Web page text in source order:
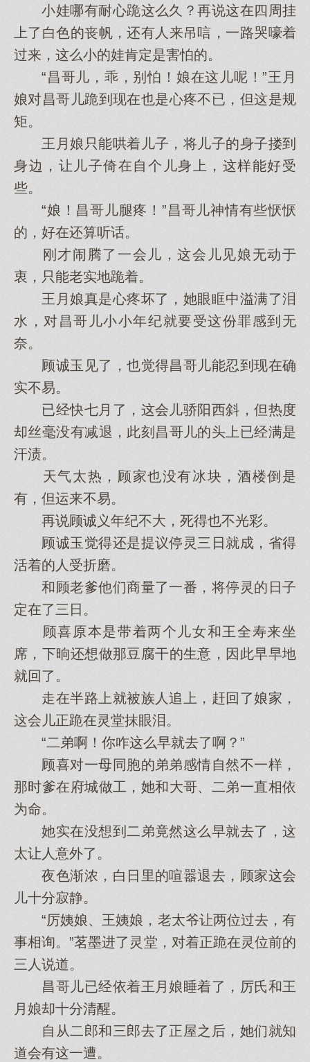
小娃哪有耐心跪这么久？再说这在四周挂
上了白色的丧帆，还有人来吊唁，一路哭嚎着
过来，这么小的娃肯定是害怕的。
“昌哥儿，乖，别怕！娘在这儿呢！”王月
娘对昌哥儿跪到现在也是心疼不已，但这是规
矩。
王月娘只能哄着儿子，将儿子的身子搂到
身边，让儿子倚在自个儿身上，这样能好受
些。
“娘！昌哥儿腿疼！”昌哥儿神情有些恹恹
的，好在还算听话。
刚才闹腾了一会儿，这会儿见娘无动于
衷，只能老实地跪着。
王月娘真是心疼坏了，她眼眶中溢满了泪
水，对昌哥儿小小年纪就要受这份罪感到无
奈。
顾诚玉见了，也觉得昌哥儿能忍到现在确
实不易。
已经快七月了，这会儿骄阳西斜，但热度
却丝毫没有减退，此刻昌哥儿的头上已经满是
汗渍。
天气太热，顾家也没有冰块，酒楼倒是
有，但运来不易。
再说顾诚义年纪不大，死得也不光彩。
顾诚玉觉得还是提议停灵三日就成，省得
活着的人受折磨。
和顾老爹他们商量了一番，将停灵的日子
定在了三日。
顾喜原本是带着两个儿女和王全寿来坐
席，下晌还想做那豆腐干的生意，因此早早地
就回了。
走在半路上就被族人追上，赶回了娘家，
这会儿正跪在灵堂抹眼泪。
“二弟啊！你咋这么早就去了啊？”
顾喜对一母同胞的弟弟感情自然不一样，
那时爹在府城做工，她和大哥、二弟一直相依
为命。
她实在没想到二弟竟然这么早就去了，这
太让人意外了。
夜色渐浓，白日里的喧嚣退去，顾家这会
儿十分寂静。
“厉姨娘、王姨娘，老太爷让两位过去，有
事相询。”茗墨进了灵堂，对着正跪在灵位前的
三人说道。
昌哥儿已经依着王月娘睡着了，厉氏和王
月娘却十分清醒。
自从二郎和三郎去了正屋之后，她们就知
道会有这一遭。